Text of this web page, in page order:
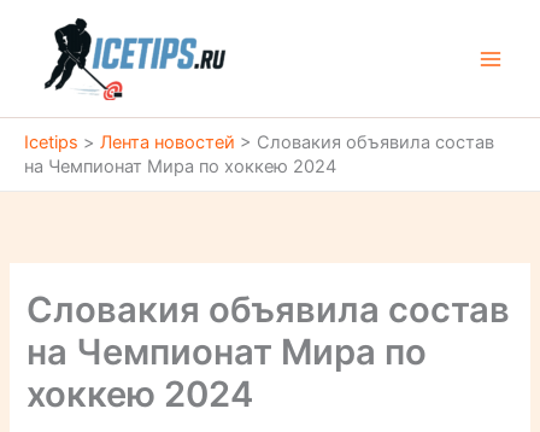
содержимому
Icetips > Лента новостей > Словакия объявила состав
на Чемпионат Мира по хоккею 2024
Словакия объявила состав
на Чемпионат Мира по
хоккею 2024